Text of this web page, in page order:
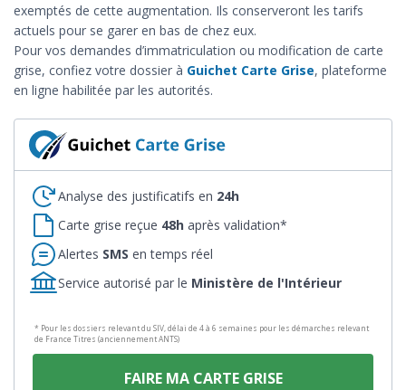
exemptés de cette augmentation. Ils conserveront les tarifs
actuels pour se garer en bas de chez eux.
Pour vos demandes d’immatriculation ou modification de carte
grise, confiez votre dossier à Guichet Carte Grise, plateforme
en ligne habilitée par les autorités.
Analyse des justificatifs en 24h
Carte grise reçue 48h après validation*
Alertes SMS en temps réel
Service autorisé par le Ministère de l'Intérieur
* Pour les dossiers relevant du SIV, délai de 4 à 6 semaines pour les démarches relevant
de France Titres (anciennement ANTS)
FAIRE MA CARTE GRISE